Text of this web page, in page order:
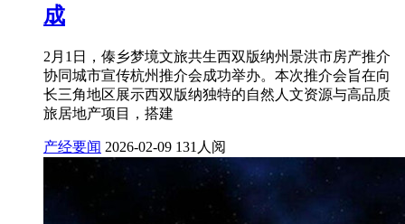
成
2月1日，傣乡梦境文旅共生西双版纳州景洪市房产推介
协同城市宣传杭州推介会成功举办。本次推介会旨在向
长三角地区展示西双版纳独特的自然人文资源与高品质
旅居地产项目，搭建
产经要闻 2026-02-09 131人阅